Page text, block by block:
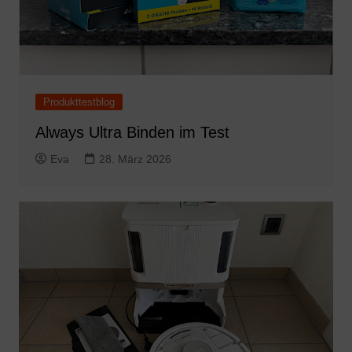
Produkttestblog
Always Ultra Binden im Test
Eva 28. März 2026